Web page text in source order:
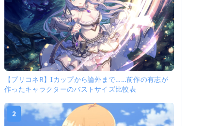
【プリコネR】Iカップから論外まで……前作の有志が
作ったキャラクターのバストサイズ比較表
2